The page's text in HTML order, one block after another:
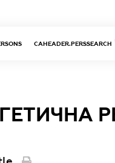
CAHEADER.PERSSEARCH